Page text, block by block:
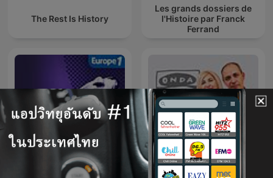
The Rest Is History
Les grands dossiers de
l'Histoire par Franck
Ferrand